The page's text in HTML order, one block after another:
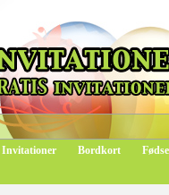
Invitationer Bordkort